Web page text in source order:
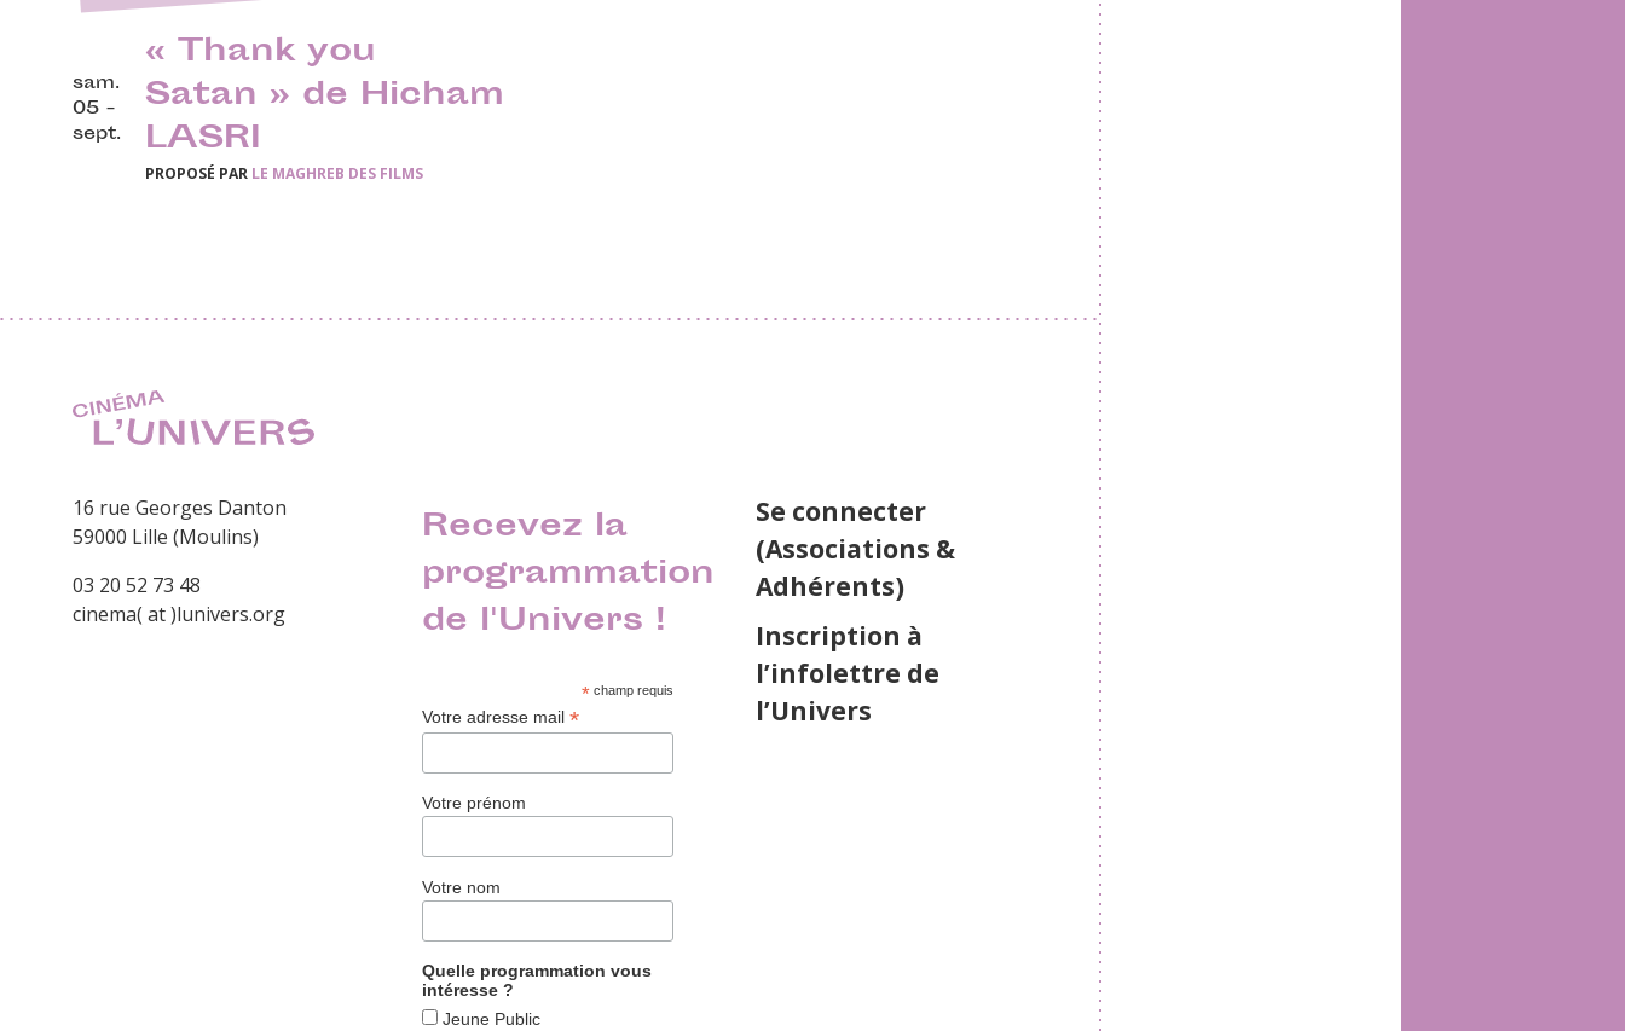
sam.
05 -
sept.
« Thank you
Satan » de Hicham
LASRI
PROPOSÉ PAR LE MAGHREB DES FILMS
16 rue Georges Danton
59000 Lille (Moulins)
03 20 52 73 48
cinema( at )lunivers.org
Recevez la
programmation
de l'Univers !
*champ requis
Votre adresse mail*
Votre prénom
Votre nom
Quelle programmation vous
intéresse ?
Jeune Public
Se connecter
(Associations &
Adhérents)
Inscription à
l’infolettre de
l’Univers